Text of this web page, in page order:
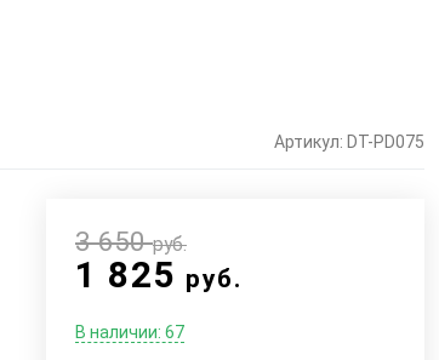
Артикул: DT-PD075
1 825 руб.
3 650руб.
В наличии: 67